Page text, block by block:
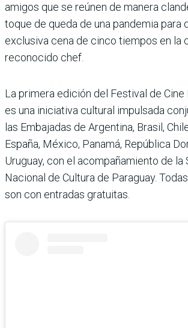
amigos que se reúnen de manera
toque de queda de una pandemia para
exclusiva cena de cinco tiempos en la
reconocido chef.
La primera edición del Festival de
es una iniciativa cultural impulsada
las Embajadas de Argentina, Brasil,
España, México, Panamá, República
Uruguay, con el acompañamiento de la
Nacional de Cultura de Paraguay.
son con entradas gratuitas.